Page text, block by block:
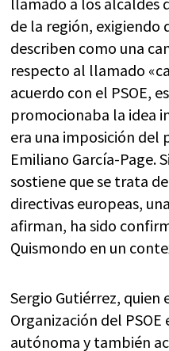
de la región, exigiendo
describen como una
respecto al llamado
acuerdo con el PSOE,
promocionaba la idea
era una imposición del
Emiliano García-Page.
sostiene que se trata
directivas europeas,
afirman, ha sido
Quismondo en un
Sergio Gutiérrez, quien
Organización del
autónoma y también